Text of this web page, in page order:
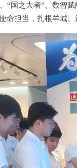
“国之大者”、数智
命担当，扎根羊城